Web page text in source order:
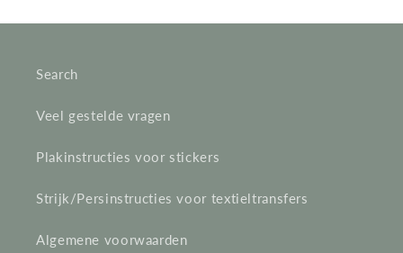
l
Search
Veel gestelde vragen
Plakinstructies voor stickers
Strijk/Persinstructies voor textieltransfers
Algemene voorwaarden